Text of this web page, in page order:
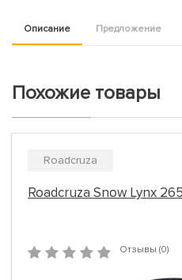
Описание Предложение
Похожие товары
Roadcruza
Roadcruza Snow Lynx
Отзывы (0)